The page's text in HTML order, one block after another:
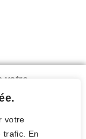
votre
En
votre